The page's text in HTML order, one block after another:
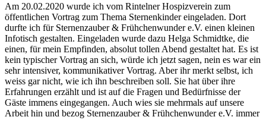
Am 20.02.2020 wurde ich vom Rintelner Hospizverein zum
öffentlichen Vortrag zum Thema Sternenkinder eingeladen. Dort
durfte ich für Sternenzauber & Frühchenwunder e.V. einen kleinen
Infotisch gestalten. Eingeladen wurde dazu Helga Schmidtke, die
einen, für mein Empfinden, absolut tollen Abend gestaltet hat. Es ist
kein typischer Vortrag an sich, würde ich jetzt sagen, nein es war ein
sehr intensiver, kommunikativer Vortrag. Aber ihr merkt selbst, ich
weiss gar nicht, wie ich ihn beschreiben soll. Sie hat über ihre
Erfahrungen erzählt und ist auf die Fragen und Bedürfnisse der
Gäste immens eingegangen. Auch wies sie mehrmals auf unsere
Arbeit hin und bezog Sternenzauber & Frühchenwunder e.V. immer